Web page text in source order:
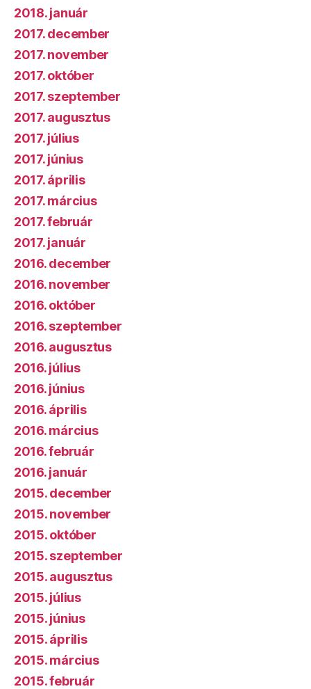
2018. január
2017. december
2017. november
2017. október
2017. szeptember
2017. augusztus
2017. július
2017. június
2017. április
2017. március
2017. február
2017. január
2016. december
2016. november
2016. október
2016. szeptember
2016. augusztus
2016. július
2016. június
2016. április
2016. március
2016. február
2016. január
2015. december
2015. november
2015. október
2015. szeptember
2015. augusztus
2015. július
2015. június
2015. április
2015. március
2015. február